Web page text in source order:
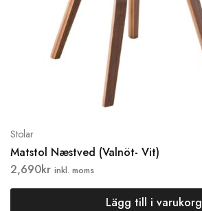
Stolar
Matstol Næstved (Valnöt- Vit)
2,690kr inkl. moms
Lägg till i varukorg